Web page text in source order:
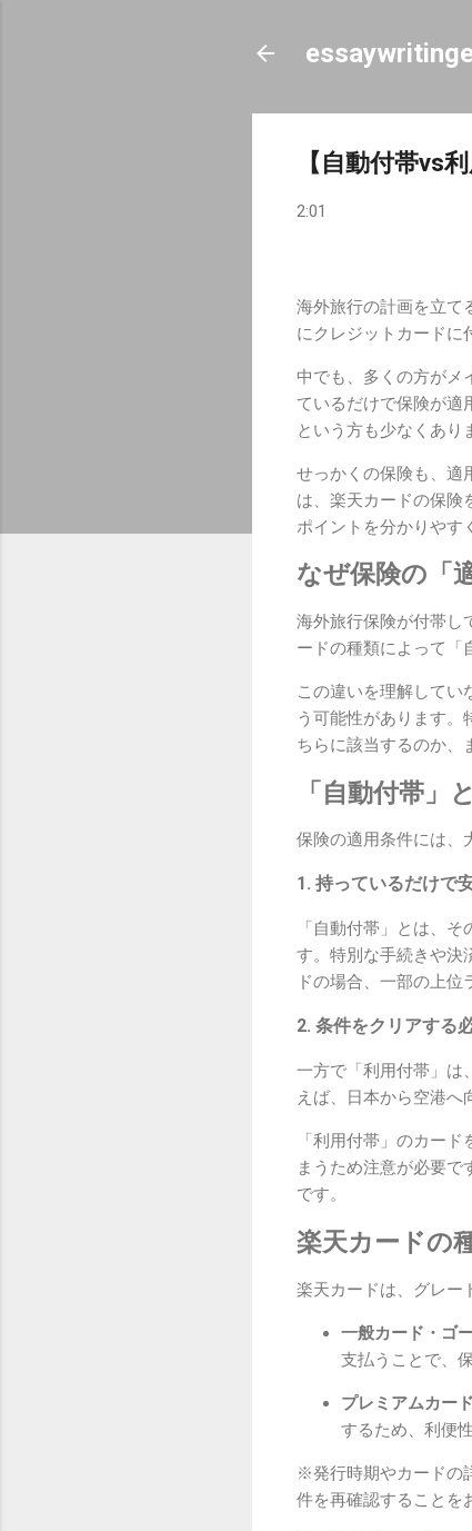
【自動付帯vs
2:01
海外旅行の計画を立て
にクレジットカードに
中でも、多くの方がメ
ているだけで保険が適
という方も少なくあり
せっかくの保険も、適
は、楽天カードの保険
ポイントを分かりやす
なぜ保険の「
海外旅行保険が付帯し
ードの種類によって「
この違いを理解してい
う可能性があります
ちらに該当するのか、
「自動付帯」
保険の適用条件には、
1. 持っているだけで
「自動付帯」とは、
す。特別な手続きや決
ドの場合、一部の上位
2. 条件をクリアする
一方で「利用付帯」は
えば、日本から空港へ
「利用付帯」のカー
まうため注意が必要
です。
楽天カードの
楽天カードは、グレー
一般カード・ゴ
支払うことで、
プレミアムカー
するため、利便
※発行時期やカードの
件を再確認することを